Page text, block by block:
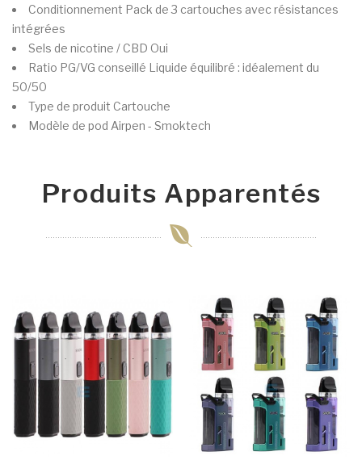
Conditionnement Pack de 3 cartouches avec résistances
intégrées
Sels de nicotine / CBD Oui
Ratio PG/VG conseillé Liquide équilibré : idéalement du
50/50
Type de produit Cartouche
Modèle de pod Airpen - Smoktech
Produits Apparentés